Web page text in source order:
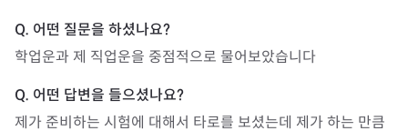
학업운과 제 직업운을 중점적으로 물어보았습니다
제가 준비하는 시험에 대해서 타로를 보셨는데 제가 하는 만큼